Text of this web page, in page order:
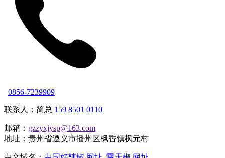
0856-7239909
联系人：简总 159 8501 0110
邮箱： gzzyxjysp@163.com
地址：贵州省遵义市播州区枫香镇枫元村